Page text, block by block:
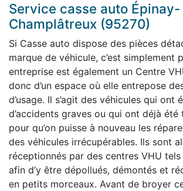
Service casse auto Épinay-
Champlâtreux (95270)
Si Casse auto dispose des pièces
marque de véhicule, c’est simplement
entreprise est également un Centre
donc d’un espace où elle entrepose
d’usage. Il s’agit des véhicules qui ont
d’accidents graves ou qui ont déjà
pour qu’on puisse à nouveau les
des véhicules irrécupérables. Ils sont
réceptionnés par des centres VHU
afin d’y être dépollués, démontés et
en petits morceaux. Avant de broyer